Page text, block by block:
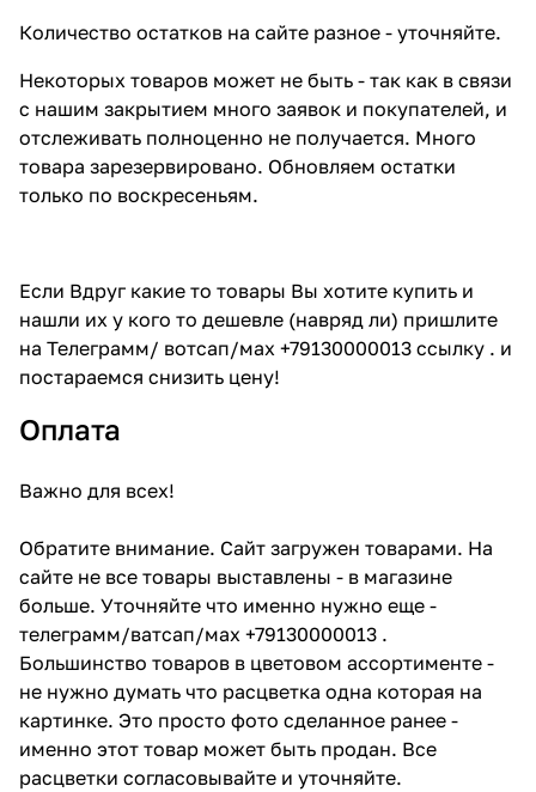
Количество остатков на сайте разное - уточняйте.
Некоторых товаров может не быть - так как в связи
с нашим закрытием много заявок и покупателей, и
отслеживать полноценно не получается. Много
товара зарезервировано. Обновляем остатки
только по воскресеньям.
Если Вдруг какие то товары Вы хотите купить и
нашли их у кого то дешевле (навряд ли) пришлите
на Телеграмм/ вотсап/мах +79130000013 ссылку . и
постараемся снизить цену!
Оплата
Важно для всех!
Обратите внимание. Сайт загружен товарами. На
сайте не все товары выставлены - в магазине
больше. Уточняйте что именно нужно еще -
телеграмм/ватсап/мах +79130000013 .
Большинство товаров в цветовом ассортименте -
не нужно думать что расцветка одна которая на
картинке. Это просто фото сделанное ранее -
именно этот товар может быть продан. Все
расцветки согласовывайте и уточняйте.